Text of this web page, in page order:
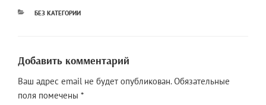
РУБРИКИ
БЕЗ КАТЕГОРИИ
Добавить комментарий
Ваш адрес email не будет опубликован. Обязательные
поля помечены *